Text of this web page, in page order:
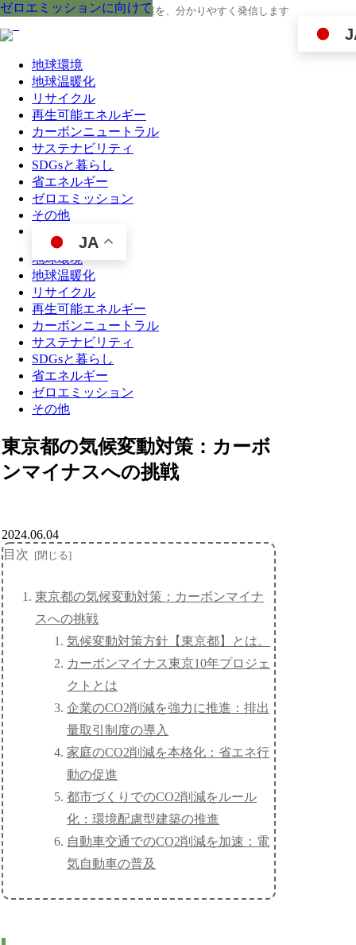
地球の今と未来に役立つ環境情報を、分かりやすく発信します
地球環境
地球温暖化
リサイクル
再生可能エネルギー
カーボンニュートラル
サステナビリティ
SDGsと暮らし
省エネルギー
ゼロエミッション
その他
JA
地球環境
地球温暖化
リサイクル
再生可能エネルギー
カーボンニュートラル
サステナビリティ
SDGsと暮らし
省エネルギー
ゼロエミッション
その他
東京都の気候変動対策：カーボ
ンマイナスへの挑戦
ゼロエミッションに向けて
2024.06.04
目次
東京都の気候変動対策：カーボンマイナ
スへの挑戦
気候変動対策方針【東京都】とは。
カーボンマイナス東京10年プロジェ
クトとは
企業のCO2削減を強力に推進：排出
量取引制度の導入
家庭のCO2削減を本格化：省エネ行
動の促進
都市づくりでのCO2削減をルール
化：環境配慮型建築の推進
自動車交通でのCO2削減を加速：電
気自動車の普及
ゼロエミッションに向けて
ゼロエミッションに向けて
ゼロエミッションに向けて
ゼロエミッションに向けて
ゼロエミッションに向けて
ゼロエミッションに向けて
ゼロエミッションに向けて
ゼロエミッションに向けて